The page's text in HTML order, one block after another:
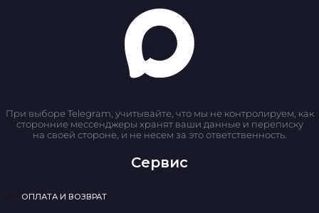
При выборе Telegram, учитывайте, что мы не контролируем, как
сторонние мессенджеры хранят ваши данные и переписку
на своей стороне, и не несем за это ответственность.
Сервис
ОПЛАТА И ВОЗВРАТ